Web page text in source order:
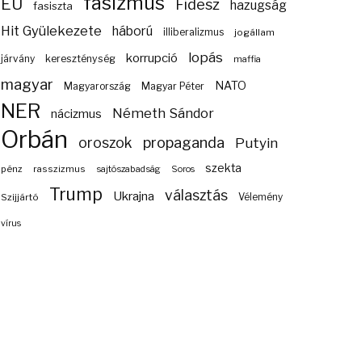
EU fasiszta Fidesz hazugság
Hit Gyülekezete háború illiberalizmus jogállam
járvány kereszténység korrupció lopás maffia
magyar Magyarország Magyar Péter NATO
NER nácizmus Németh Sándor
Orbán oroszok propaganda Putyin
pénz rasszizmus sajtószabadság Soros szekta
Szijjártó Trump Ukrajna választás Vélemény
vírus